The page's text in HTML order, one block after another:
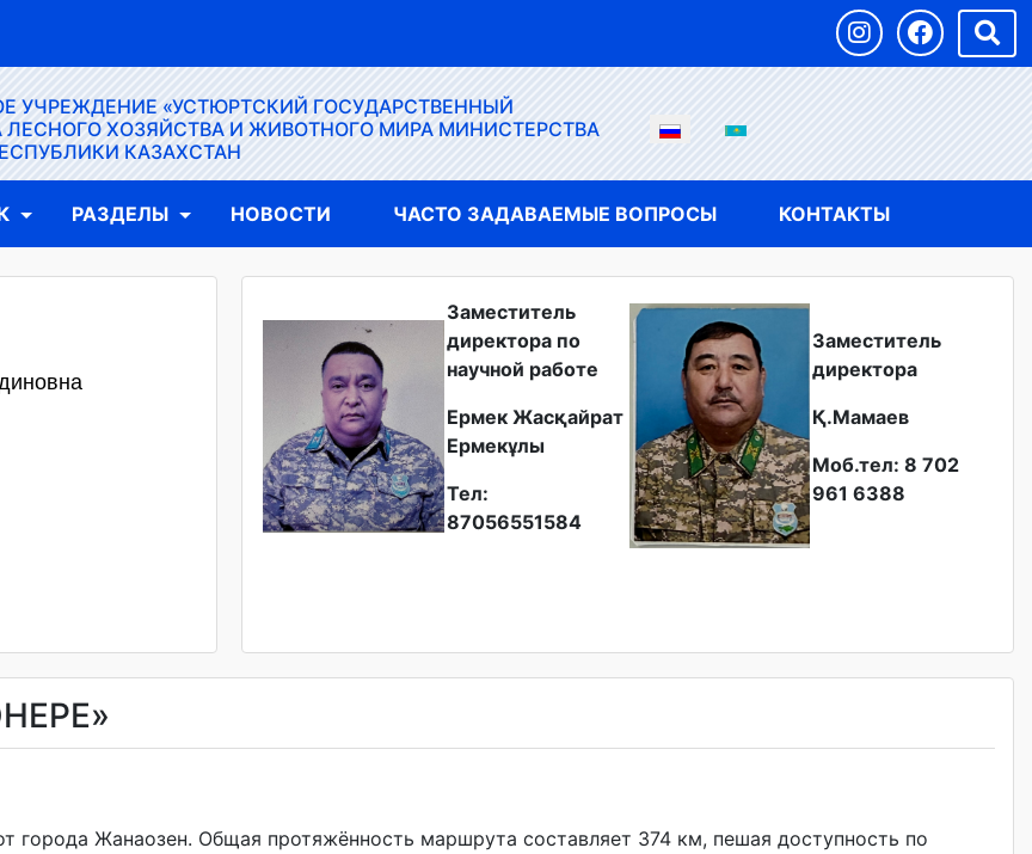
УЧРЕЖДЕНИЕ «УСТЮРТСКИЙ ГОСУДАРСТВЕННЫЙ
ХОЗЯЙСТВА И ЖИВОТНОГО МИРА МИНИСТЕРСТВА
КАЗАХСТАН
РАЗДЕЛЫ НОВОСТИ ЧАСТО ЗАДАВАЕМЫЕ ВОПРОСЫ КОНТАКТЫ
Заместитель
директора по
научной работе
Ермек Жасқайрат
Ермекұлы
Тел:
87056551584
Заместитель
директора
Қ.Мамаев
Моб.тел: 8 702
961 6388
города Жанаозен. Общая протяжённость маршрута составляет 374 км, пешая доступность по